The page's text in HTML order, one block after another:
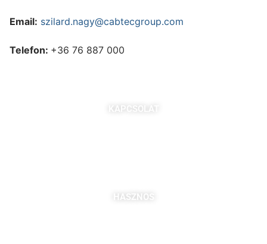
Email: szilard.nagy@cabtecgroup.com
Telefon: +36 76 887 000
KAPCSOLAT
HASZNOS